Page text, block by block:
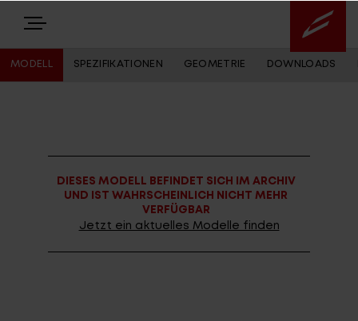
EQUIPMENT
MODELL SPEZIFIKATIONEN GEOMETRIE DOWNLOADS
DIESES MODELL BEFINDET SICH IM ARCHIV
UND IST WAHRSCHEINLICH NICHT MEHR
VERFÜGBAR
Jetzt ein aktuelles Modelle finden